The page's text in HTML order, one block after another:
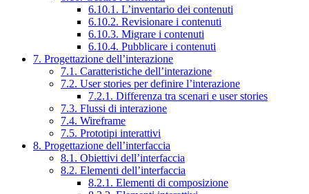
6.10.1. L’inventario dei contenuti
6.10.2. Revisionare i contenuti
6.10.3. Migrare i contenuti
6.10.4. Pubblicare i contenuti
7. Progettazione dell’interazione
7.1. Caratteristiche dell’interazione
7.2. User stories per definire l’interazione
7.2.1. Differenza tra scenari e user stories
7.3. Flussi di interazione
7.4. Wireframe
7.5. Prototipi interattivi
8. Progettazione dell’interfaccia
8.1. Obiettivi dell’interfaccia
8.2. Elementi dell’interfaccia
8.2.1. Elementi di composizione